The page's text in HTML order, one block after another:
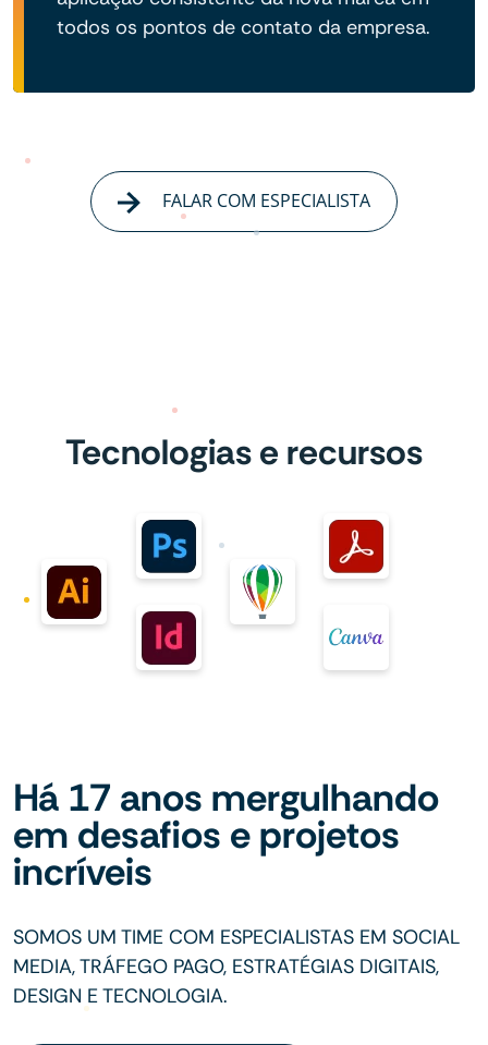
todos os pontos de contato da empresa.
FALAR COM ESPECIALISTA
Tecnologias e recursos
Há 17 anos mergulhando
em desafios e projetos
incríveis
SOMOS UM TIME COM ESPECIALISTAS EM SOCIAL
MEDIA, TRÁFEGO PAGO, ESTRATÉGIAS DIGITAIS,
DESIGN E TECNOLOGIA.